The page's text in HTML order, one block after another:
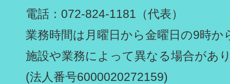
電話：072-824-1181（代表）
業務時間は月曜日から金曜日の9時か
施設や業務によって異なる場合があ
(法人番号6000020272159)